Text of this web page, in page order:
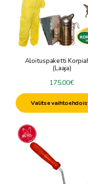
Aloituspaketti
(Laaja)
175.00€
Valitse